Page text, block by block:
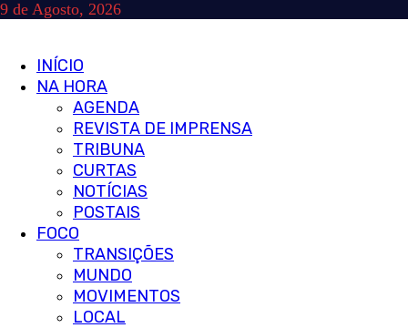
Skip
9 de Agosto, 2026
Primary
Menu
INÍCIO
NA HORA
AGENDA
REVISTA DE IMPRENSA
TRIBUNA
CURTAS
NOTÍCIAS
POSTAIS
FOCO
TRANSIÇÕES
MUNDO
MOVIMENTOS
LOCAL